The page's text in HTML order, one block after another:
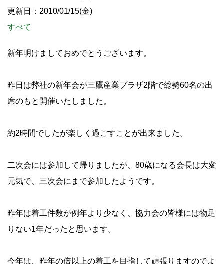
更新日：2010/01/15(金)
すべて
新年明けましておめでとうございます。
昨日は弊社の新年会が三鷹産業プラザ2階で総勢60名の出
席のもと開催いたしました。
約2時間でしたが楽しく過ごすことが出来ました。
二次会には参加して帰りましたが、80歳になる会長は大変
元気で、三次会にまで参加したようです。
昨年は着工件数が例年より少なく、協力会の皆様には物足
りない1年だったと思います。
今年は、昨年の倍以上の着工を目指して頑張りますのでよ